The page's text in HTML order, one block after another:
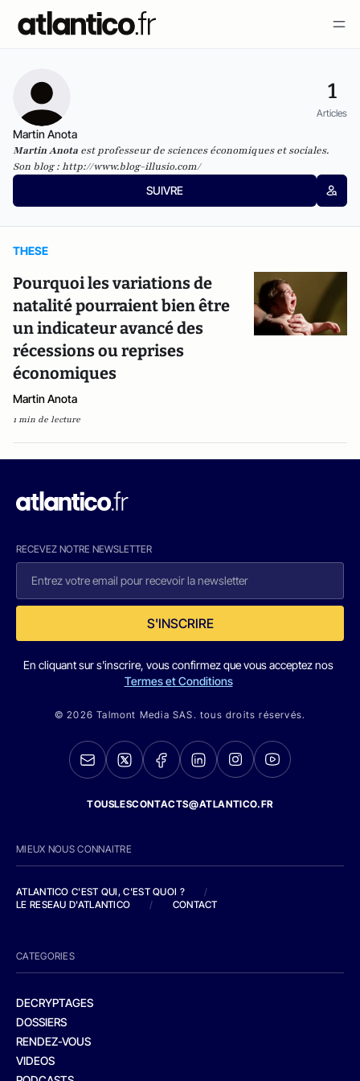
1
Articles
Martin Anota
Martin Anota est professeur de sciences économiques et sociales.
Son blog :http://www.blog-illusio.com/
SUIVRE
THESE
Pourquoi les variations de
natalité pourraient bien être
un indicateur avancé des
récessions ou reprises
économiques
Martin Anota
1 min de lecture
RECEVEZ NOTRE NEWSLETTER
S'INSCRIRE
En cliquant sur s'inscrire, vous confirmez que vous acceptez nos
Termes et Conditions
© 2026 Talmont Media SAS. tous droits réservés.
TOUSLESCONTACTS@ATLANTICO.FR
MIEUX NOUS CONNAITRE
ATLANTICO C'EST QUI, C'EST QUOI ?
/
LE RESEAU D'ATLANTICO
/ CONTACT
CATEGORIES
DECRYPTAGES
DOSSIERS
RENDEZ-VOUS
VIDEOS